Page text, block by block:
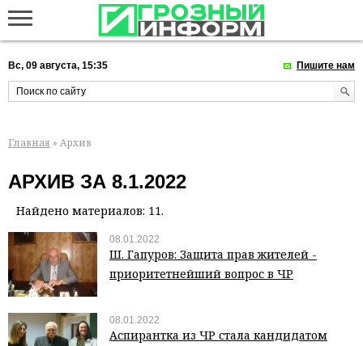
Вс, 09 августа, 15:35 Пишите нам
Главная » Архив
АРХИВ ЗА 8.1.2022
Найдено материалов: 11.
08.01.2022
Ш. Гапуров: Защита прав жителей -
приоритетнейший вопрос в ЧР
08.01.2022
Аспирантка из ЧР стала кандидатом